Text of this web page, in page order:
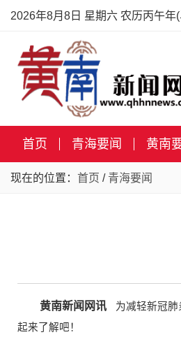
2026年8月8日 星期六 农历丙午年
首页 青海要闻 黄南
现在的位置： 首页 / 青海要闻
黄南新闻网讯
为减轻新冠
起来了解吧！